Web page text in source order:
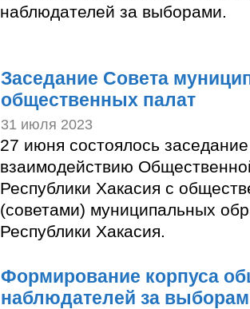
наблюдателей за выборами.
Заседание Совета
общественных палат
31 июля 2023
27 июня состоялось
взаимодействию
Республики Хакасия с
(советами) муниципальных
Республики Хакасия.
Формирование корпуса
наблюдателей за